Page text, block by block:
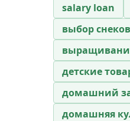
salary loan
выбор снеков
детские
домашний
домашняя